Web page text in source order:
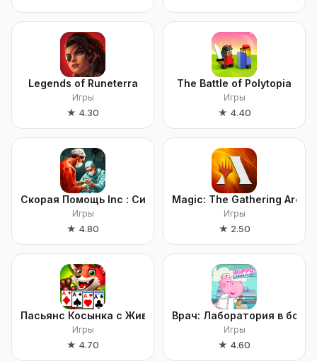
Legends of Runeterra
Игры
★ 4.30
The Battle of Polytopia
Игры
★ 4.40
Скорая Помощь Inc : Симулятор
Игры
★ 4.80
Magic: The Gathering Arena
Игры
★ 2.50
Пасьянс Косынка с Животными
Игры
★ 4.70
Врач: Лаборатория в
Игры
★ 4.60